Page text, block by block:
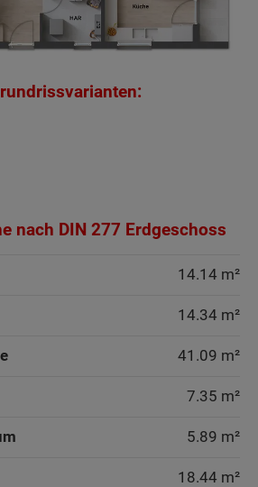
nach DIN 277 Erdgeschoss
14.14 m²
14.34 m²
41.09 m²
7.35 m²
5.89 m²
18.44 m²